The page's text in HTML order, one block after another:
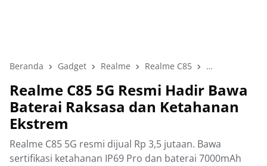
Beranda Gadget Realme Realme C85 Smartphone
Realme C85 5G Resmi Hadir Bawa
Baterai Raksasa dan Ketahanan
Ekstrem
Realme C85 5G resmi dijual Rp 3,5 jutaan. Bawa
sertifikasi ketahanan IP69 Pro dan baterai 7000mAh